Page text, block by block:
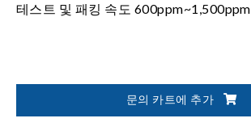
테스트 및 패킹 속도 600ppm~1,500ppm
문의 카트에 추가